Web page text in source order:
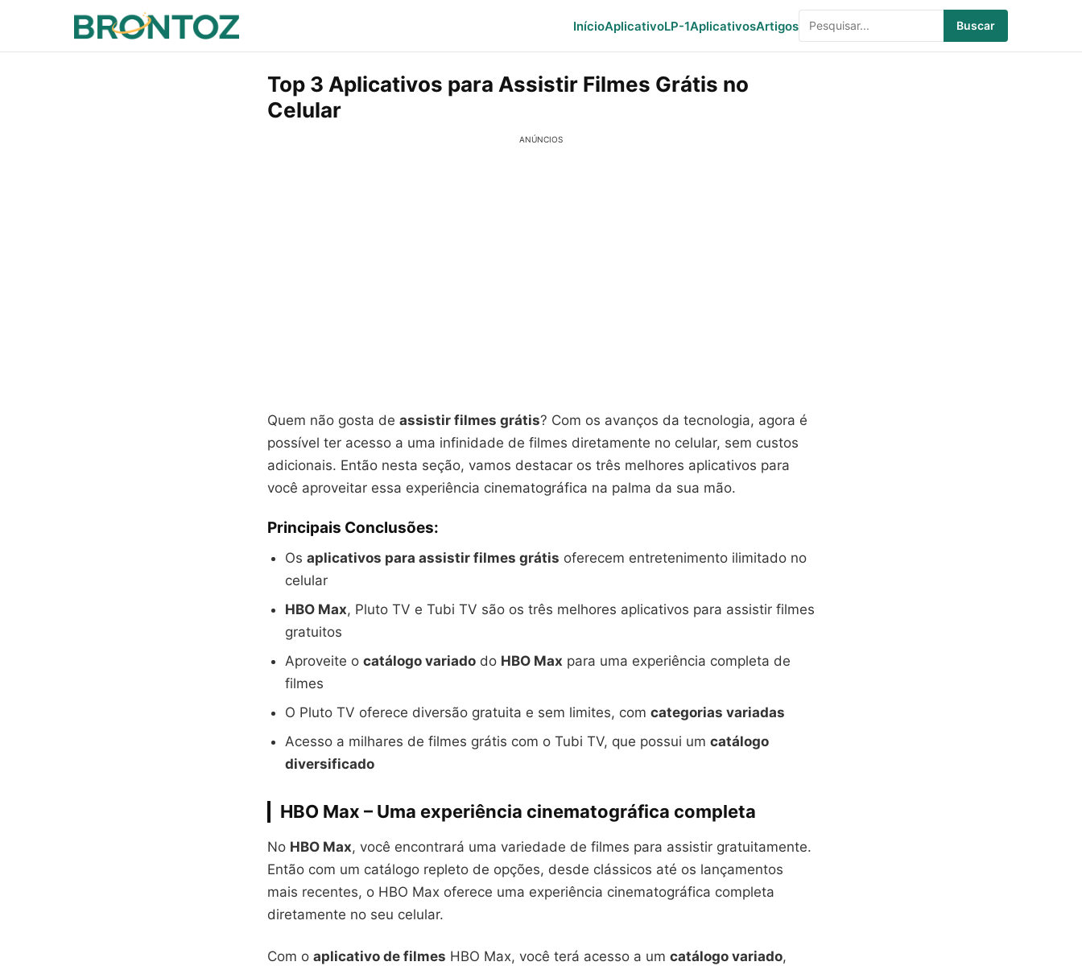
InícioAplicativoLP-1AplicativosArtigos Buscar
Top 3 Aplicativos para Assistir Filmes Grátis no
Celular
ANÚNCIOS
Quem não gosta de assistir filmes grátis? Com os avanços da tecnologia, agora é
possível ter acesso a uma infinidade de filmes diretamente no celular, sem custos
adicionais. Então nesta seção, vamos destacar os três melhores aplicativos para
você aproveitar essa experiência cinematográfica na palma da sua mão.
Principais Conclusões:
Os aplicativos para assistir filmes grátis oferecem entretenimento ilimitado no
celular
HBO Max, Pluto TV e Tubi TV são os três melhores aplicativos para assistir filmes
gratuitos
Aproveite o catálogo variado do HBO Max para uma experiência completa de
filmes
O Pluto TV oferece diversão gratuita e sem limites, com categorias variadas
Acesso a milhares de filmes grátis com o Tubi TV, que possui um catálogo
diversificado
HBO Max – Uma experiência cinematográfica completa
No HBO Max, você encontrará uma variedade de filmes para assistir gratuitamente.
Então com um catálogo repleto de opções, desde clássicos até os lançamentos
mais recentes, o HBO Max oferece uma experiência cinematográfica completa
diretamente no seu celular.
Com o aplicativo de filmes HBO Max, você terá acesso a um catálogo variado,